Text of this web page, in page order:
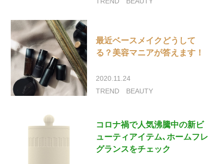
最近ベースメイクどうして
る？美容マニアが答えます！
2020.11.24
TREND
BEAUTY
コロナ禍で人気沸騰中の新ビ
ューティアイテム､ホームフレ
グランスをチェック